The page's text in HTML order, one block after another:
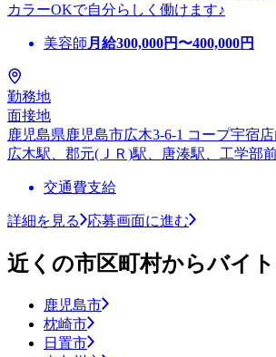
カラーOKで自分らしく働けます♪
美容師 月給300,000円〜400,000円
勤務地
面接地
鹿児島県鹿児島市広木3-6-1 コープ宇宿
広木駅、郡元(ＪＲ)駅、唐湊駅、工学部
交通費支給
詳細を見る 応募画面に進む
近くの市区町村からバイ
鹿児島市
枕崎市
日置市